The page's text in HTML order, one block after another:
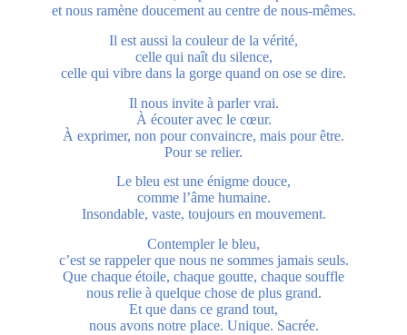
et nous ramène doucement au centre de nous-mêmes.
Il est aussi la couleur de la vérité,
celle qui naît du silence,
celle qui vibre dans la gorge quand on ose se dire.
Il nous invite à parler vrai.
À écouter avec le cœur.
À exprimer, non pour convaincre, mais pour être.
Pour se relier.
Le bleu est une énigme douce,
comme l’âme humaine.
Insondable, vaste, toujours en mouvement.
Contempler le bleu,
c’est se rappeler que nous ne sommes jamais seuls.
Que chaque étoile, chaque goutte, chaque souffle
nous relie à quelque chose de plus grand.
Et que dans ce grand tout,
nous avons notre place. Unique. Sacrée.